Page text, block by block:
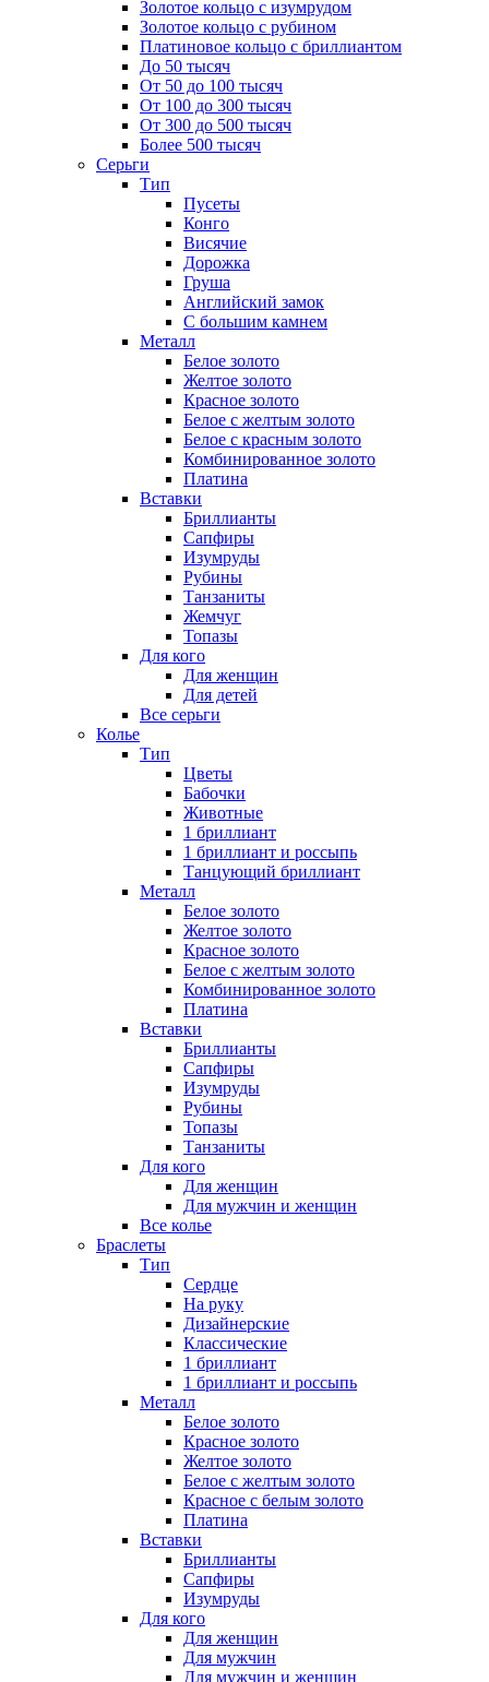
Золотое кольцо с изумрудом
Золотое кольцо с рубином
Платиновое кольцо с бриллиантом
До 50 тысяч
От 50 до 100 тысяч
От 100 до 300 тысяч
От 300 до 500 тысяч
Более 500 тысяч
Серьги
Тип
Пусеты
Конго
Висячие
Дорожка
Груша
Английский замок
С большим камнем
Металл
Белое золото
Желтое золото
Красное золото
Белое с желтым золото
Белое с красным золото
Комбинированное золото
Платина
Вставки
Бриллианты
Сапфиры
Изумруды
Рубины
Танзаниты
Жемчуг
Топазы
Для кого
Для женщин
Для детей
Все серьги
Колье
Тип
Цветы
Бабочки
Животные
1 бриллиант
1 бриллиант и россыпь
Танцующий бриллиант
Металл
Белое золото
Желтое золото
Красное золото
Белое с желтым золото
Комбинированное золото
Платина
Вставки
Бриллианты
Сапфиры
Изумруды
Рубины
Топазы
Танзаниты
Для кого
Для женщин
Для мужчин и женщин
Все колье
Браслеты
Тип
Сердце
На руку
Дизайнерские
Классические
1 бриллиант
1 бриллиант и россыпь
Металл
Белое золото
Красное золото
Желтое золото
Белое с желтым золото
Красное с белым золото
Платина
Вставки
Бриллианты
Сапфиры
Изумруды
Для кого
Для женщин
Для мужчин
Для мужчин и женщин